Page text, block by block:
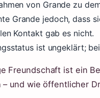
von Grande zu
Grande jedoch, dass
Kontakt gab es nicht.
ist ungeklärt;
Freundschaft ist ein
und wie öffentlicher